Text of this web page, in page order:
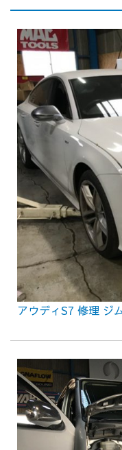
アウディS7 修理 ジ